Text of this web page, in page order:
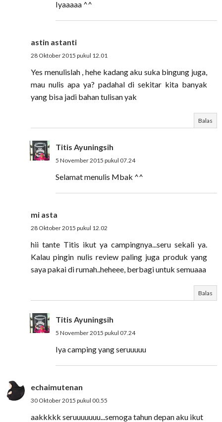
Iyaaaaa ^^
astin astanti
28 Oktober 2015 pukul 12.01
Yes menulislah , hehe kadang aku suka bingung juga,
mau nulis apa ya? padahal di sekitar kita banyak
yang bisa jadi bahan tulisan yak
Balas
Titis Ayuningsih
5 November 2015 pukul 07.24
Selamat menulis Mbak ^^
mi asta
28 Oktober 2015 pukul 12.02
hii tante Titis ikut ya campingnya...seru sekali ya.
Kalau pingin nulis review paling juga produk yang
saya pakai di rumah..heheee, berbagi untuk semuaaa
Balas
Titis Ayuningsih
5 November 2015 pukul 07.24
Iya camping yang seruuuuu
echaimutenan
30 Oktober 2015 pukul 00.55
aakkkkk seruuuuuuu...semoga tahun depan aku ikut